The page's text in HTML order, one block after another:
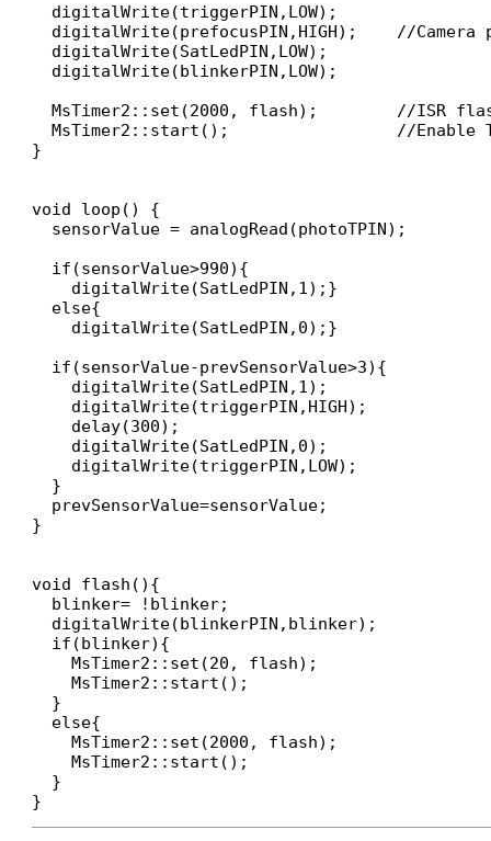
  digitalWrite(triggerPIN,LOW);
digitalWrite(prefocusPIN,HIGH);    //Camera
  digitalWrite(SatLedPIN,LOW);
  digitalWrite(blinkerPIN,LOW);
MsTimer2::set(2000, flash);        //ISR
MsTimer2::start();                 //Enable
}
void loop() {
sensorValue = analogRead(photoTPIN);
if(sensorValue>990){
    digitalWrite(SatLedPIN,1);}
  else{
    digitalWrite(SatLedPIN,0);}
if(sensorValue-prevSensorValue>3){
digitalWrite(SatLedPIN,1);
digitalWrite(triggerPIN,HIGH);
    delay(300);
digitalWrite(SatLedPIN,0);
    digitalWrite(triggerPIN,LOW);
  }
prevSensorValue=sensorValue;
}
void flash(){
blinker= !blinker;
if(blinker){
    MsTimer2::set(20, flash);
    MsTimer2::start();
  }
  else{
    MsTimer2::set(2000, flash);
    MsTimer2::start();
  }
}